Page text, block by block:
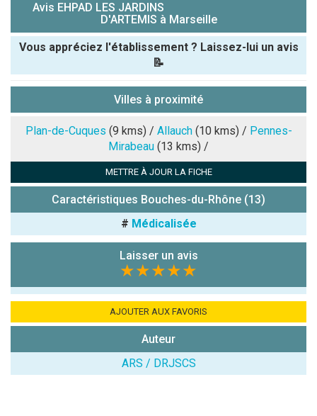
Avis EHPAD LES JARDINS
D'ARTEMIS à Marseille
Vous appréciez l'établissement ? Laissez-lui un avis
📝
Note que vous souhaitez attribuer :
Antispam -
chiffres) :
Avis sur
(En cliquant sur 'Valider', j'accepte que mon avis
Villes à proximité
Plan-de-Cuques (9 kms) / Allauch(10 kms) / Pennes-
Mirabeau (13 kms) /
METTRE À JOUR LA FICHE
Caractéristiques Bouches-du-Rhône (13)
# Médicalisée
Laisser un avis
★★★★★
AJOUTER AUX FAVORIS
Auteur
ARS / DRJSCS